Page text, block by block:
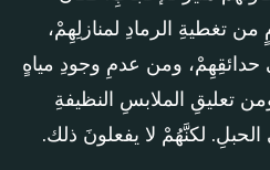
تغطيةِ الرمادِ لمنازلِهِمْ،
ومن عدمِ وجودِ مياهٍ
تعليقِ الملابسِ النظيفةِ
لكنَّهُمْ لا يفعلونَ ذلك.